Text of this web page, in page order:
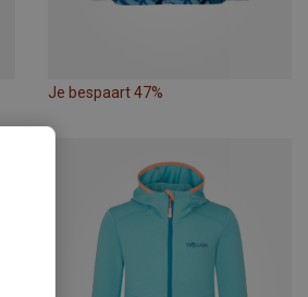
Je bespaart 47%